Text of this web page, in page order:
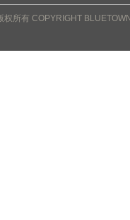
所有 COPYRIGHT